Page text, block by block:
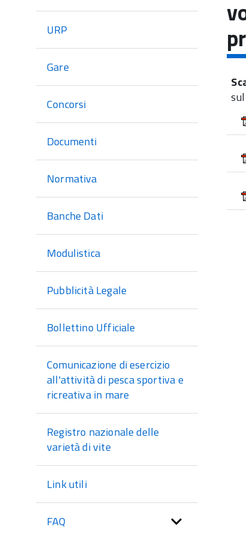
sezione
URP
Gare
Concorsi
Documenti
Normativa
Banche Dati
Modulistica
Pubblicità Legale
Bollettino Ufficiale
Comunicazione di esercizio
all'attività di pesca sportiva e
ricreativa in mare
Registro nazionale delle
varietà di vite
Link utili
FAQ